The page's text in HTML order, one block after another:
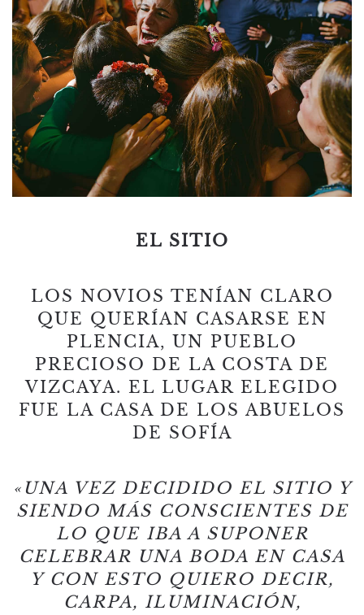
EL SITIO
LOS NOVIOS TENÍAN CLARO
QUE QUERÍAN CASARSE EN
PLENCIA, UN PUEBLO
PRECIOSO DE LA COSTA DE
VIZCAYA. EL LUGAR ELEGIDO
FUE LA CASA DE LOS ABUELOS
DE SOFÍA
«UNA VEZ DECIDIDO EL SITIO Y
SIENDO MÁS CONSCIENTES DE
LO QUE IBA A SUPONER
CELEBRAR UNA BODA EN CASA
Y CON ESTO QUIERO DECIR,
CARPA, ILUMINACIÓN,